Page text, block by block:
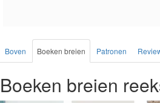
Boven Boeken breien Patronen
Boeken breien